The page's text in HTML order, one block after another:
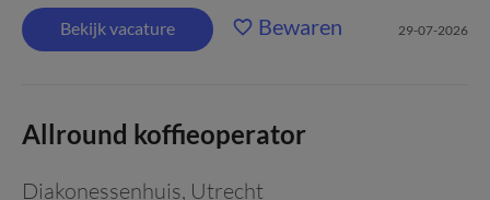
Bekijk vacature Bewaren 29-07-2026
Allround koffieoperator
Diakonessenhuis, Utrecht